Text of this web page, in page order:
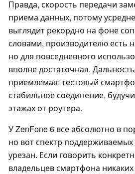
Правда, скорость передачи
приема данных, потому
выглядит рекордно на фоне
словами, производителю есть
но для повседневного
вполне достаточная.
приемлемая: тестовый
стабильное соединение,
этажах от роутера.
У ZenFone 6 все абсолютно в
но вот спектр поддерживаемых
урезан. Если говорить
владельцев смартфона